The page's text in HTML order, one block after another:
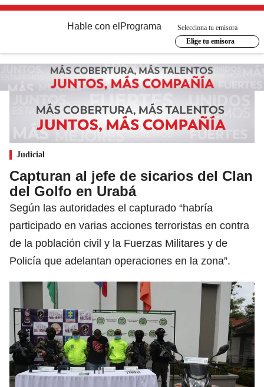
Hable con el Programa
Selecciona tu emisora
Elige tu emisora
Judicial
Capturan al jefe de sicarios del Clan
del Golfo en Urabá
Según las autoridades el capturado “habría
participado en varias acciones terroristas en contra
de la población civil y la Fuerzas Militares y de
Policía que adelantan operaciones en la zona”.